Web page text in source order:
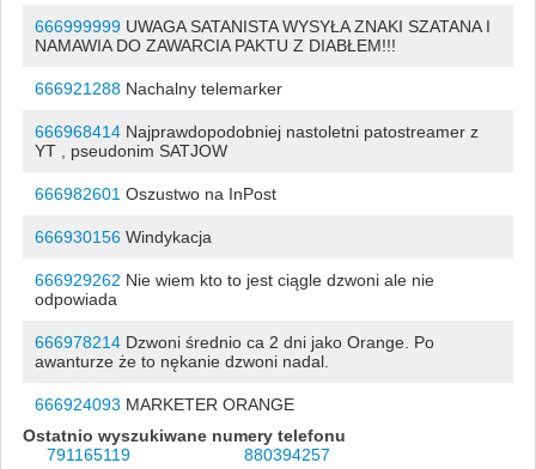
666999999UWAGA SATANISTA WYSYŁA ZNAKI SZATANA I
NAMAWIA DO ZAWARCIA PAKTU Z DIABŁEM!!!
666921288Nachalny telemarker
666968414Najprawdopodobniej nastoletni patostreamer z
YT , pseudonim SATJOW
666982601 Oszustwo na InPost
666930156Windykacja
666929262 Nie wiem kto to jest ciągle dzwoni ale nie
odpowiada
666978214Dzwoni średnio ca 2 dni jako Orange. Po
awanturze że to nękanie dzwoni nadal.
666924093 MARKETER ORANGE
Ostatnio wyszukiwane numery telefonu
791165119
880394257